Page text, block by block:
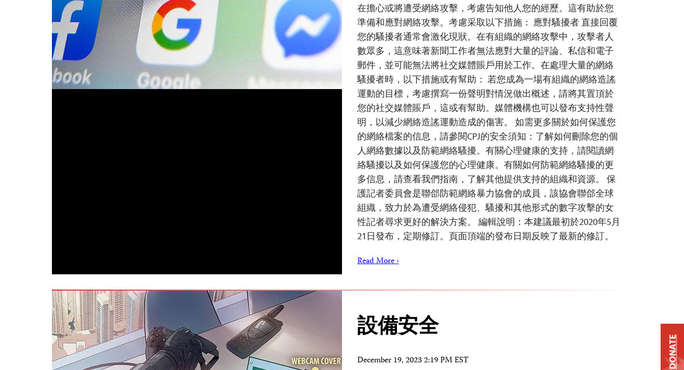
在擔心或將遭受網絡攻擊，考慮告知他人您的經歷。這有助於您
準備和應對網絡攻擊。考慮采取以下措施： 應對騷擾者 直接回覆
您的騷擾者通常會激化現狀。在有組織的網絡攻擊中，攻擊者人
數眾多，這意味著新聞工作者無法應對大量的評論、私信和電子
郵件，並可能無法將社交媒體賬戶用於工作。在處理大量的網絡
騷擾者時，以下措施或有幫助： 若您成為一場有組織的網絡造謠
運動的目標，考慮撰寫一份聲明對情況做出概述，請將其置頂於
您的社交媒體賬戶，這或有幫助。媒體機構也可以發布支持性聲
明，以減少網絡造謠運動造成的傷害。 如需更多關於如何保護您
的網絡檔案的信息，請參閱CPJ的安全須知：了解如何刪除您的個
人網絡數據以及防範網絡騷擾。有關心理健康的支持，請閱讀網
絡騷擾以及如何保護您的心理健康。有關如何防範網絡騷擾的更
多信息，請查看我們指南，了解其他提供支持的組織和資源。 保
護記者委員會是聯郃防範網絡暴力協會的成員，該協會聯郃全球
組織，致力於為遭受網絡侵犯、騷擾和其他形式的數字攻擊的女
性記者尋求更好的解決方案。 編輯說明：本建議最初於2020年5月
21日發布，定期修訂。頁面頂端的發布日期反映了最新的修訂。
Read More ›
設備安全
December 19, 2023 2:19 PM EST DONATE